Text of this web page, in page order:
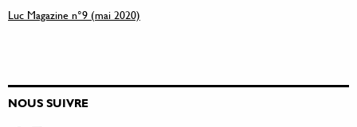
Luc Magazine n°9 (mai 2020)
NOUS SUIVRE